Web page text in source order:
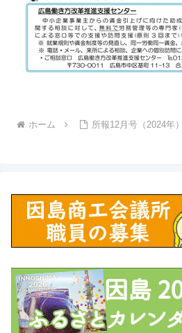
ホーム 所報12月号（2024年）